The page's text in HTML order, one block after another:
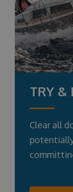
TRY &
Clear all